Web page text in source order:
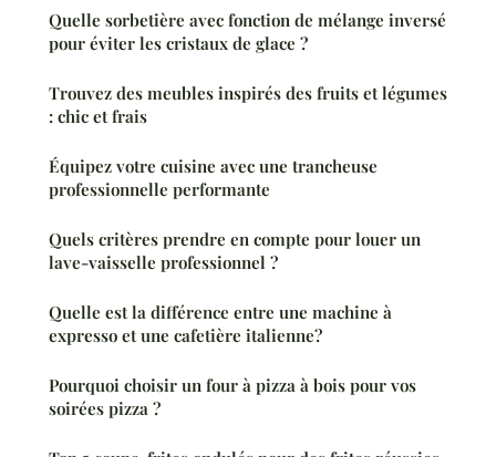
Quelle sorbetière avec fonction de mélange inversé
pour éviter les cristaux de glace ?
Trouvez des meubles inspirés des fruits et légumes
: chic et frais
Équipez votre cuisine avec une trancheuse
professionnelle performante
Quels critères prendre en compte pour louer un
lave-vaisselle professionnel ?
Quelle est la différence entre une machine à
expresso et une cafetière italienne?
Pourquoi choisir un four à pizza à bois pour vos
soirées pizza ?